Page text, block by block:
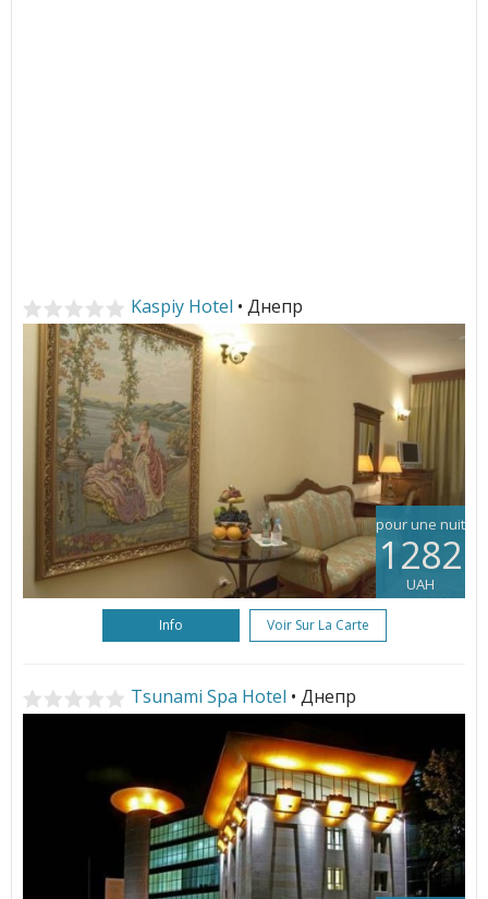
Kaspiy Hotel • Днепр
pour une nuit
1282
UAH
Info Voir Sur La Carte
Tsunami Spa Hotel • Днепр